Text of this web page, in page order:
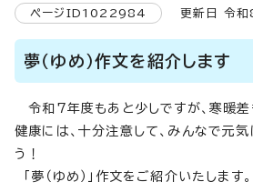
ページID1022984 更新日 令和
夢（ゆめ）作文を紹介します
令和7年度もあと少しですが、寒暖差
健康には、十分注意して、みんなで元
う！
「夢（ゆめ）」作文をご紹介いたします。